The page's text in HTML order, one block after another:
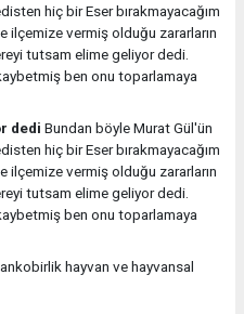
hiç bir Eser bırakmayacağım
ilçemize vermiş olduğu zararların
tutsam elime geliyor dedi.
ben onu toparlamaya
dedi Bundan böyle Murat Gül'ün
hiç bir Eser bırakmayacağım
ilçemize vermiş olduğu zararların
tutsam elime geliyor dedi.
ben onu toparlamaya
hayvan ve hayvansal